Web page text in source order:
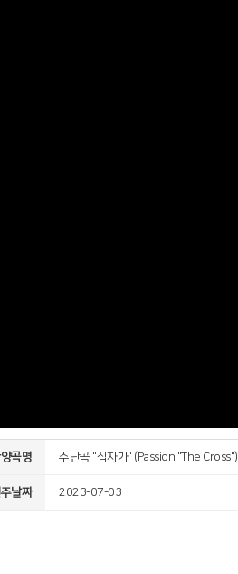
곡명 수난곡 "십자가" (Passion "The Cross")
날짜 2023-07-03